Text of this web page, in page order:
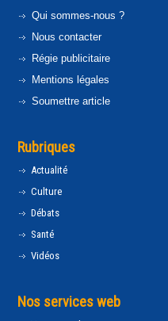
Qui sommes-nous ?
Nous contacter
Régie publicitaire
Mentions légales
Soumettre article
Rubriques
Actualité
Culture
Débats
Santé
Vidéos
Nos services web